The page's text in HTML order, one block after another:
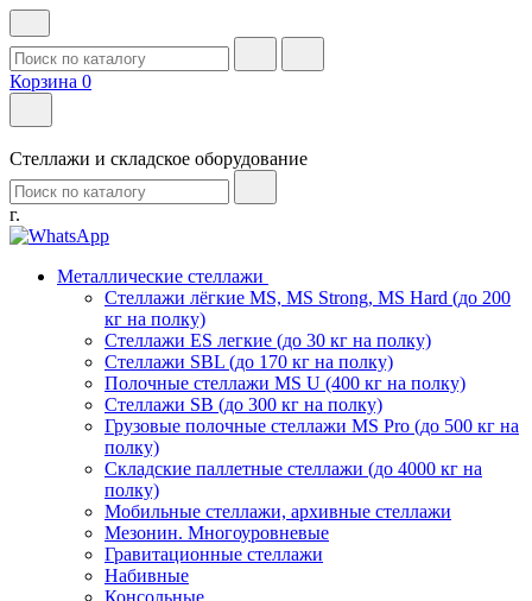
Корзина 0
Стеллажи и складское оборудование
г.
Металлические стеллажи
Стеллажи лёгкие MS, MS Strong, MS Hard (до 200
кг на полку)
Стеллажи ES легкие (до 30 кг на полку)
Стеллажи SBL (до 170 кг на полку)
Полочные стеллажи MS U (400 кг на полку)
Стеллажи SB (до 300 кг на полку)
Грузовые полочные стеллажи MS Pro (до 500 кг на
полку)
Складские паллетные стеллажи (до 4000 кг на
полку)
Мобильные стеллажи, архивные стеллажи
Мезонин. Многоуровневые
Гравитационные стеллажи
Набивные
Консольные